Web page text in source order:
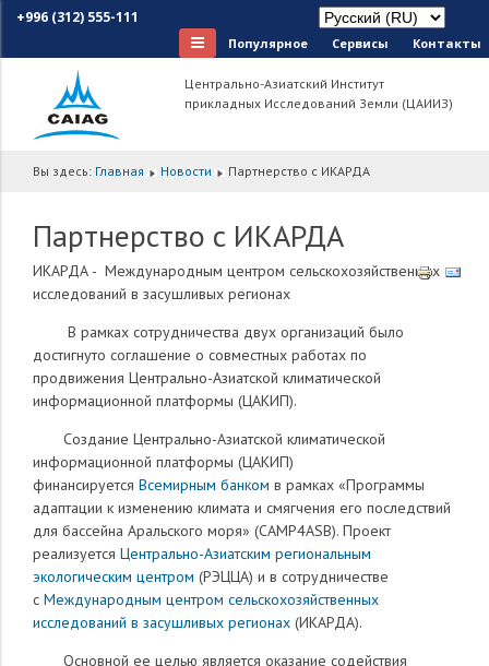
+996 (312) 555-111
Популярное Сервисы Контакты
Центрально-Азиатский Институт
прикладных Исследований Земли (ЦАИИЗ)
Вы здесь: Главная Новости Партнерство с ИКАРДА
Партнерство с ИКАРДА
ИКАРДА - Международным центром сельскохозяйственных
исследований в засушливых регионах
В рамках сотрудничества двух организаций было
достигнуто соглашение о совместных работах по
продвижения Центрально-Азиатской климатической
информационной платформы (ЦАКИП).
Создание Центрально-Азиатской климатической
информационной платформы (ЦАКИП)
финансируется Всемирным банком в рамках «Программы
адаптации к изменению климата и смягчения его последствий
для бассейна Аральского моря» (CAMP4ASB). Проект
реализуется Центрально-Азиатским региональным
экологическим центром (РЭЦЦА) и в сотрудничестве
с Международным центром сельскохозяйственных
исследований в засушливых регионах (ИКАРДА).
Основной ее целью является оказание содействия